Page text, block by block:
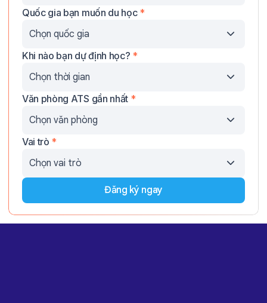
Quốc gia bạn muốn du học *
Khi nào bạn dự định học? *
Văn phòng ATS gần nhất *
Vai trò *
Đăng ký ngay